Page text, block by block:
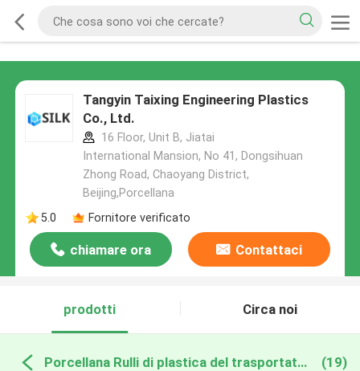
Tangyin Taixing Engineering Plastics
Co., Ltd.
16 Floor, Unit B, Jiatai
International Mansion, No 41, Dongsihuan
Zhong Road, Chaoyang District,
Beijing,Porcellana
5.0
Fornitore verificato
chiamare ora Contattaci
prodotti Circa noi
Porcellana Rulli di plastica del trasportatore (19)